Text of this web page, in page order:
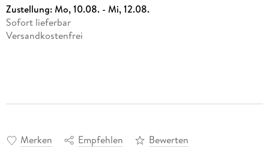
Zustellung:Mo, 10.08. - Mi, 12.08.
Sofort lieferbar
Versandkostenfrei
Merken Empfehlen Bewerten